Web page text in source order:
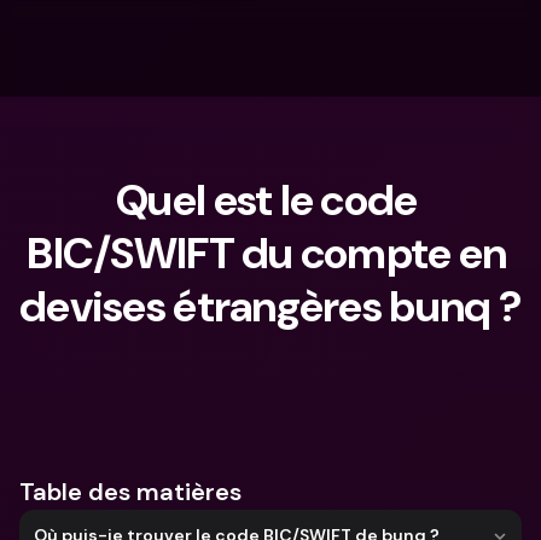
Quel est le code
BIC/SWIFT du compte en
devises étrangères bunq ?
Table des matières
Où puis-je trouver le code BIC/SWIFT de bunq ?